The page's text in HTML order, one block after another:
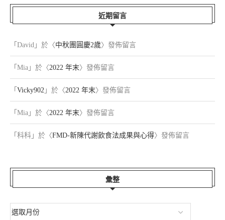
近期留言
「 David 」於〈中秋團圓慶2歲〉發佈留言
「 Mia 」於〈2022 年末〉發佈留言
「 Vicky902 」於〈2022 年末〉發佈留言
「 Mia 」於〈2022 年末〉發佈留言
「 科科 」於〈FMD-新陳代謝飲食法成果與心得〉發佈留言
彙整